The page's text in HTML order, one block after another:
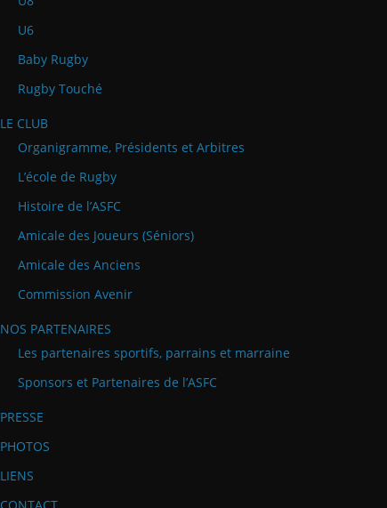
U6
Baby Rugby
Rugby Touché
LE CLUB
Organigramme, Présidents et Arbitres
L’école de Rugby
Histoire de l’ASFC
Amicale des Joueurs (Séniors)
Amicale des Anciens
Commission Avenir
NOS PARTENAIRES
Les partenaires sportifs, parrains et marraine
Sponsors et Partenaires de l’ASFC
PRESSE
PHOTOS
LIENS